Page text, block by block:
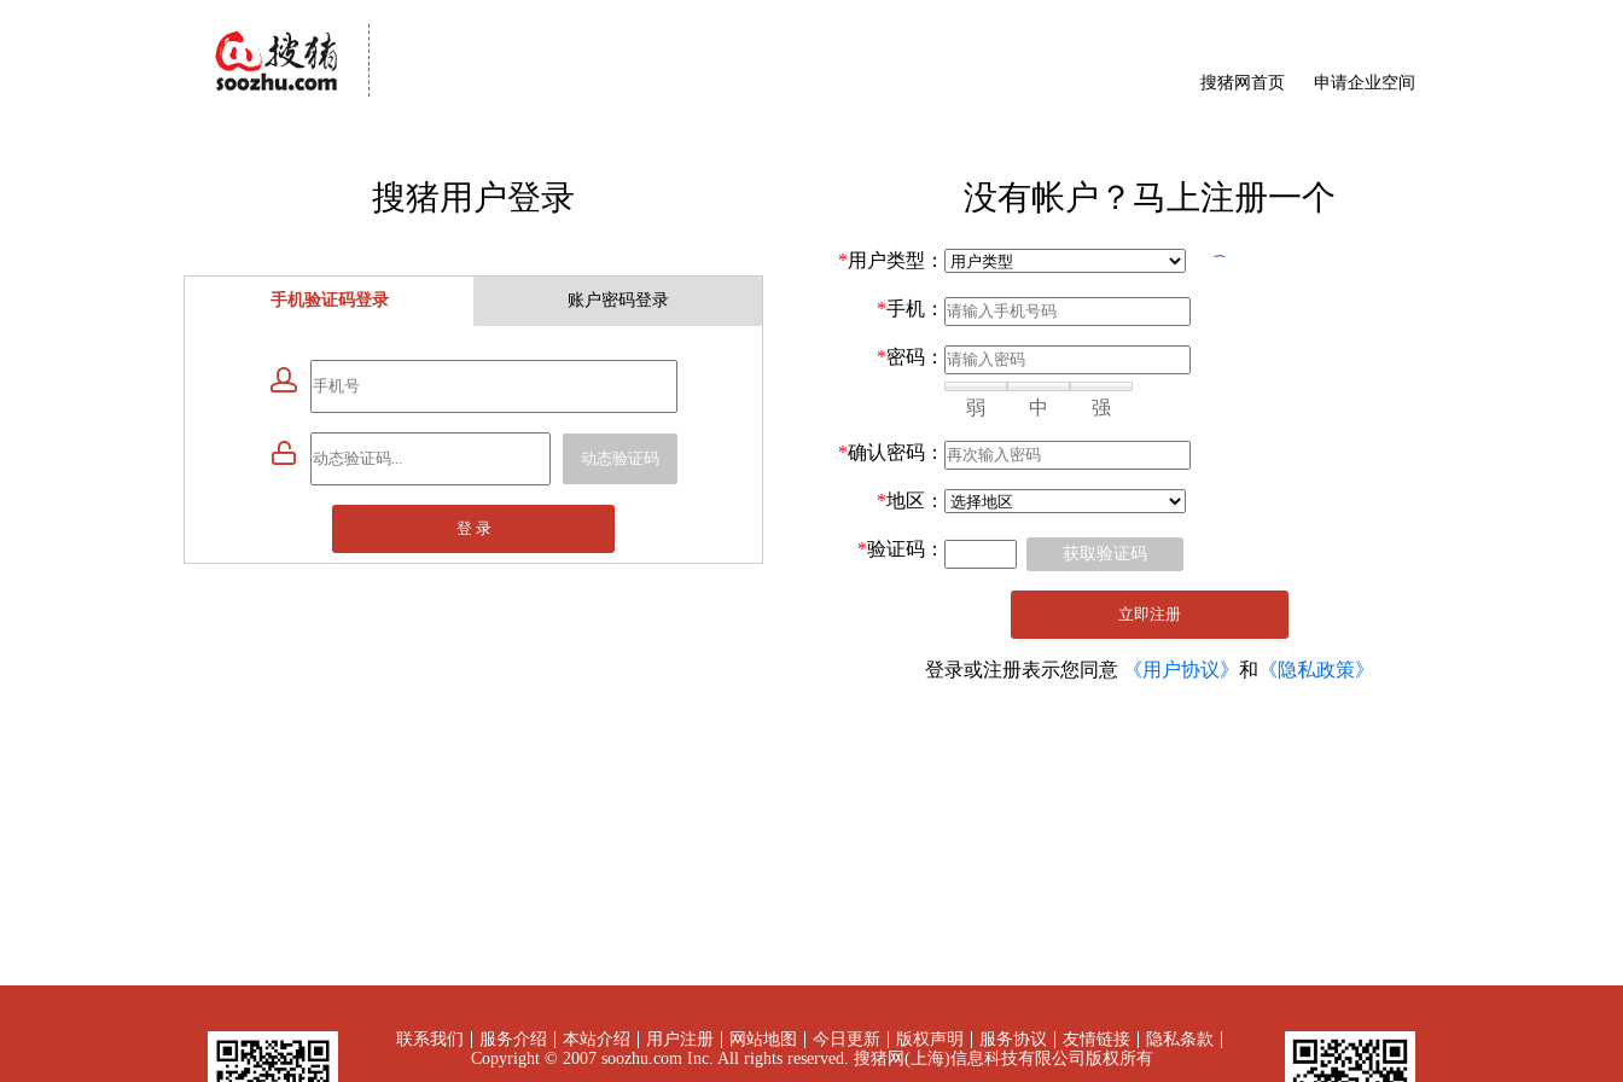
搜猪网首页 申请企业空间
搜猪用户登录
手机验证码登录 账户密码登录

 动态验证码
登 录
没有帐户？马上注册一个
*用户类型：
*手机：
*密码：
弱 中 强
*确认密码：
*地区：
*验证码： 获取验证码
立即注册
登录或注册表示您同意 《用户协议》 和 《隐私政策》
联系我们 服务介绍 本站介绍 用户注册 网站地图 今日更新 版权声明 服务协议 友情链接
隐私条款
Copyright © 2007 soozhu.com Inc. All rights reserved. 搜猪网(上海)信息科技有限公司版权所有